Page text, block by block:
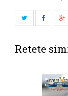
Retete